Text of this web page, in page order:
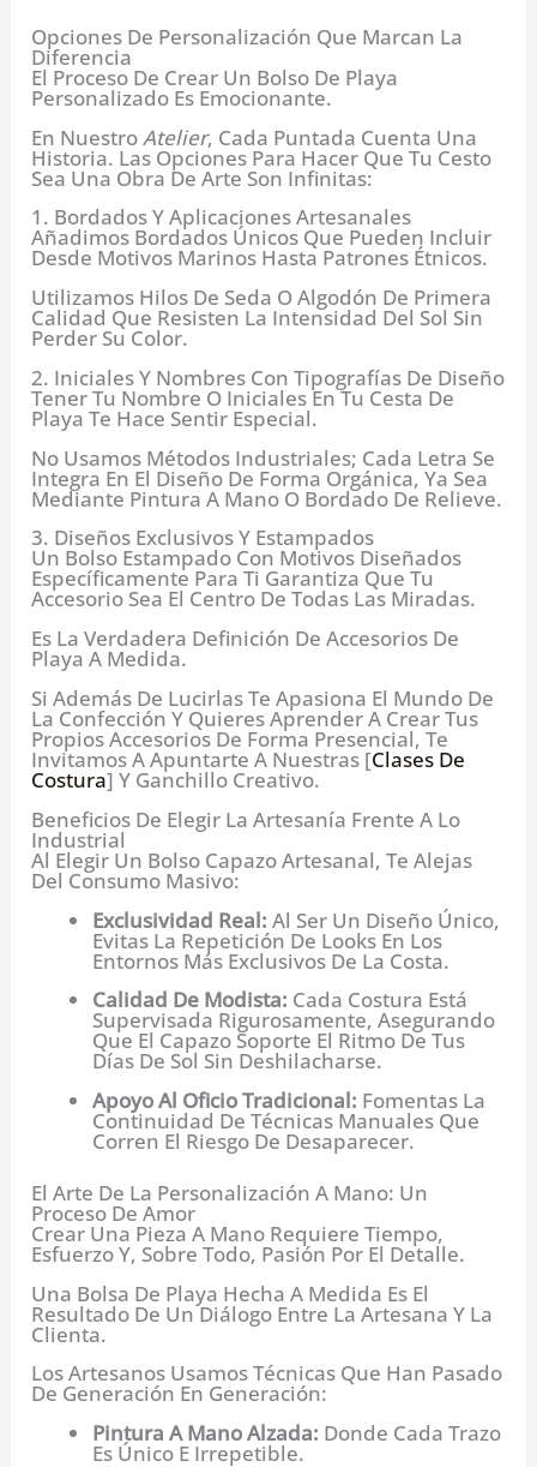
Opciones De Personalización Que Marcan La
Diferencia
El Proceso De Crear Un Bolso De Playa
Personalizado Es Emocionante.
En Nuestro Atelier, Cada Puntada Cuenta Una
Historia. Las Opciones Para Hacer Que Tu Cesto
Sea Una Obra De Arte Son Infinitas:
1. Bordados Y Aplicaciones Artesanales
Añadimos Bordados Únicos Que Pueden Incluir
Desde Motivos Marinos Hasta Patrones Étnicos.
Utilizamos Hilos De Seda O Algodón De Primera
Calidad Que Resisten La Intensidad Del Sol Sin
Perder Su Color.
2. Iniciales Y Nombres Con Tipografías De Diseño
Tener Tu Nombre O Iniciales En Tu Cesta De
Playa Te Hace Sentir Especial.
No Usamos Métodos Industriales; Cada Letra Se
Integra En El Diseño De Forma Orgánica, Ya Sea
Mediante Pintura A Mano O Bordado De Relieve.
3. Diseños Exclusivos Y Estampados
Un Bolso Estampado Con Motivos Diseñados
Específicamente Para Ti Garantiza Que Tu
Accesorio Sea El Centro De Todas Las Miradas.
Es La Verdadera Definición De Accesorios De
Playa A Medida.
Si Además De Lucirlas Te Apasiona El Mundo De
La Confección Y Quieres Aprender A Crear Tus
Propios Accesorios De Forma Presencial, Te
Invitamos A Apuntarte A Nuestras [Clases De
Costura] Y Ganchillo Creativo.
Beneficios De Elegir La Artesanía Frente A Lo
Industrial
Al Elegir Un Bolso Capazo Artesanal, Te Alejas
Del Consumo Masivo:
Exclusividad Real: Al Ser Un Diseño Único,
Evitas La Repetición De Looks En Los
Entornos Más Exclusivos De La Costa.
Calidad De Modista: Cada Costura Está
Supervisada Rigurosamente, Asegurando
Que El Capazo Soporte El Ritmo De Tus
Días De Sol Sin Deshilacharse.
Apoyo Al Oficio Tradicional: Fomentas La
Continuidad De Técnicas Manuales Que
Corren El Riesgo De Desaparecer.
El Arte De La Personalización A Mano: Un
Proceso De Amor
Crear Una Pieza A Mano Requiere Tiempo,
Esfuerzo Y, Sobre Todo, Pasión Por El Detalle.
Una Bolsa De Playa Hecha A Medida Es El
Resultado De Un Diálogo Entre La Artesana Y La
Clienta.
Los Artesanos Usamos Técnicas Que Han Pasado
De Generación En Generación:
Pintura A Mano Alzada: Donde Cada Trazo
Es Único E Irrepetible.